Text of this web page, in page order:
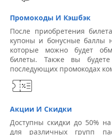
Промокоды И Кэшбэк
После приобретения
купоны и бонусные баллы
которые можно будет
билеты. Также вы
последующих промокодах
Акции И Скидки
Доступны скидки до 50%
для различных групп